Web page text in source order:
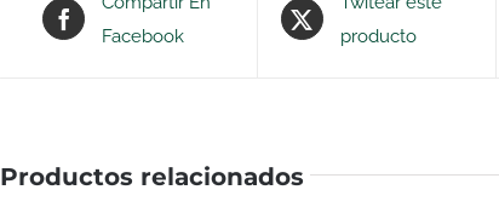
Facebook
producto
Productos relacionados